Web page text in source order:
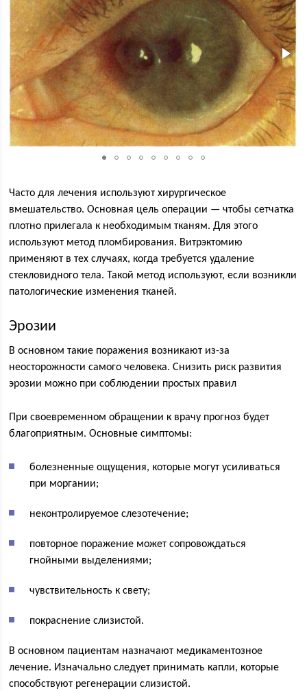
Часто для лечения используют хирургическое
вмешательство. Основная цель операции — чтобы сетчатка
плотно прилегала к необходимым тканям. Для этого
используют метод пломбирования. Витрэктомию
применяют в тех случаях, когда требуется удаление
стекловидного тела. Такой метод используют, если возникли
патологические изменения тканей.
Эрозии
В основном такие поражения возникают из-за
неосторожности самого человека. Снизить риск развития
эрозии можно при соблюдении простых правил
При своевременном обращении к врачу прогноз будет
благоприятным. Основные симптомы:
болезненные ощущения, которые могут усиливаться
при моргании;
неконтролируемое слезотечение;
повторное поражение может сопровождаться
гнойными выделениями;
чувствительность к свету;
покраснение слизистой.
В основном пациентам назначают медикаментозное
лечение. Изначально следует принимать капли, которые
способствуют регенерации слизистой.